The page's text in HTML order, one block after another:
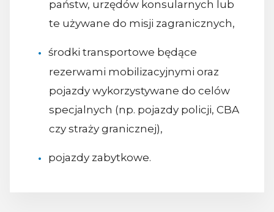
państw, urzędów konsularnych lub
te używane do misji zagranicznych,
środki transportowe będące
rezerwami mobilizacyjnymi oraz
pojazdy wykorzystywane do celów
specjalnych (np. pojazdy policji, CBA
czy straży granicznej),
pojazdy zabytkowe.